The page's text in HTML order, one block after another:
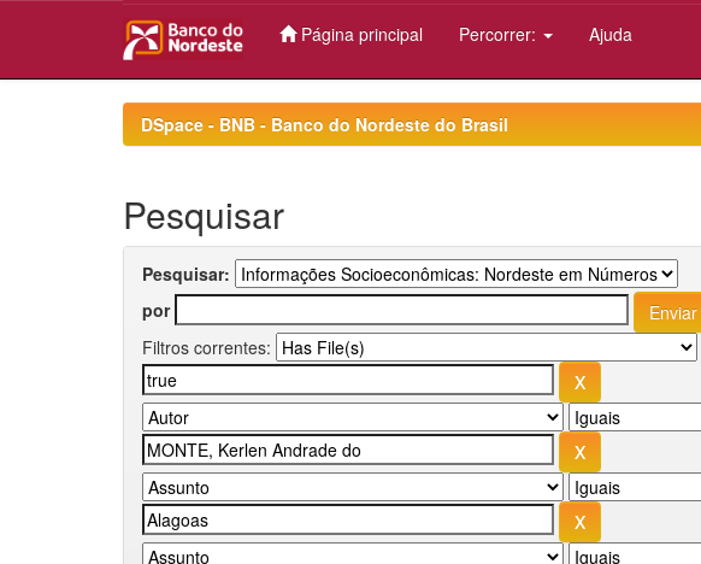
Página principal Percorrer: Ajuda
DSpace - BNB - Banco do Nordeste do Brasil
Pesquisar
Pesquisar:
por
Filtros correntes: